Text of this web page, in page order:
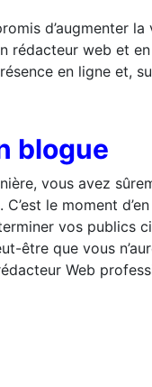
d’augmenter
web et
en ligne et,
blogue
vous avez
le moment
vos publics
être que vous
Web